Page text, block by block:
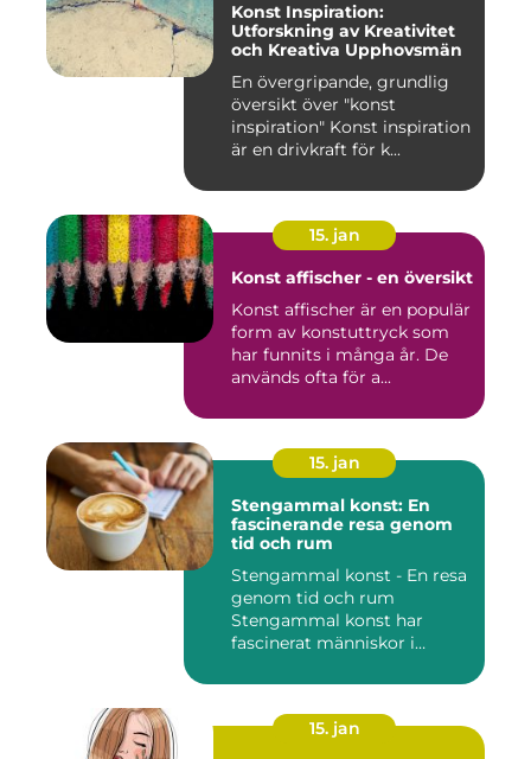
Konst Inspiration:
Utforskning av Kreativitet
och Kreativa Upphovsmän
En övergripande, grundlig
översikt över "konst
inspiration" Konst inspiration
är en drivkraft för k...
15. jan
Konst affischer - en översikt
Konst affischer är en populär
form av konstuttryck som
har funnits i många år. De
används ofta för a...
15. jan
Stengammal konst: En
fascinerande resa genom
tid och rum
Stengammal konst - En resa
genom tid och rum
Stengammal konst har
fascinerat människor i
15. jan